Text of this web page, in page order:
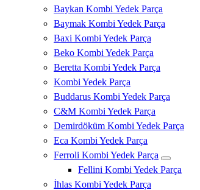
Baykan Kombi Yedek Parça
Baymak Kombi Yedek Parça
Baxi Kombi Yedek Parça
Beko Kombi Yedek Parça
Beretta Kombi Yedek Parça
Kombi Yedek Parça
Buddarus Kombi Yedek Parça
C&M Kombi Yedek Parça
Demirdöküm Kombi Yedek Parça
Eca Kombi Yedek Parça
Ferroli Kombi Yedek Parça
Fellini Kombi Yedek Parça
İhlas Kombi Yedek Parça